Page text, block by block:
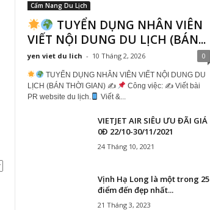
Cẩm Nang Du Lịch
TUYỂN DỤNG NHÂN VIÊN
VIẾT NỘI DUNG DU LỊCH (BÁN...
yen viet du lich - 10 Tháng 2, 2026 0
TUYỂN DỤNG NHÂN VIÊN VIẾT NỘI DUNG DU
LỊCH (BÁN THỜI GIAN) ✍
Công việc: ✍ Viết bài
PR website du lịch.
Viết &...
VIETJET AIR SIÊU ƯU ĐÃI GIÁ
0Đ 22/10-30/11/2021
24 Tháng 10, 2021
Vịnh Hạ Long là một trong 25
điểm đến đẹp nhất...
21 Tháng 3, 2023